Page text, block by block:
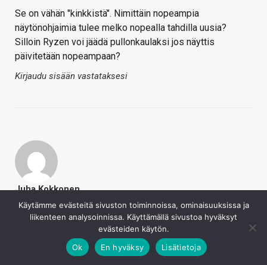
Se on vähän "kinkkistä". Nimittäin nopeampia
näytönohjaimia tulee melko nopealla tahdilla uusia?
Silloin Ryzen voi jäädä pullonkaulaksi jos näyttis
päivitetään nopeampaan?
Kirjaudu sisään vastataksesi
Juha Kokkonen
4.3.2017
Persojet
Mielenkiintoinen uutinen ja siihen liittyen: Sattuuko
vain julkaisuajankohdat hyvin vai tehdäänkö vapailla
Käytämme evästeitä sivuston toiminnoissa, ominaisuuksissa ja
liikenteen analysoinnissa. Käyttämällä sivustoa hyväksyt
evästeiden käytön.
Ok
En hyväksy Lisätietoja